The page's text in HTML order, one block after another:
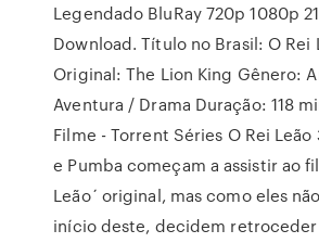
Legendado BluRay 720p 1080p
Download. Título no Brasil: O Rei
Original: The Lion King Gênero:
Aventura / Drama Duração: 118
Filme - Torrent Séries O Rei Leão
e Pumba começam a assistir ao
Leão´ original, mas como eles
início deste, decidem retroceder